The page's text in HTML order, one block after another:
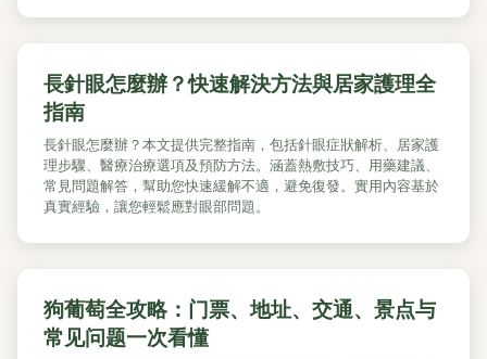
長針眼怎麼辦？快速解決方法與居家護理全
指南
長針眼怎麼辦？本文提供完整指南，包括針眼症狀解析、居家護
理步驟、醫療治療選項及預防方法。涵蓋熱敷技巧、用藥建議、
常見問題解答，幫助您快速緩解不適，避免復發。實用內容基於
真實經驗，讓您輕鬆應對眼部問題。
狗葡萄全攻略：门票、地址、交通、景点与
常见问题一次看懂